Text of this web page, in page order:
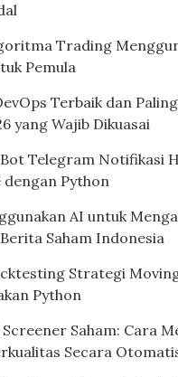
Trading
Pemula
Terbaik dan
yang Wajib Dikuasai
Telegram Notifikasi
dengan Python
AI untuk
Saham Indonesia
Strategi
Python
Saham: Cara
Secara